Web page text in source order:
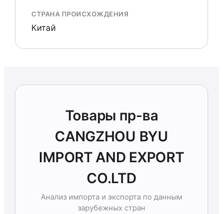
СТРАНА ПРОИСХОЖДЕНИЯ
Китай
Товары пр-ва
CANGZHOU BYU
IMPORT AND EXPORT
CO.LTD
Анализ импорта и экспорта по данным
зарубежных стран